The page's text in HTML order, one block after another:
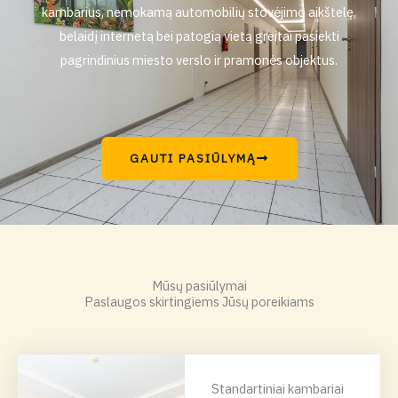
kambarius, nemokamą automobilių stovėjimo aikštelę,
belaidį internetą bei patogią vietą greitai pasiekti
pagrindinius miesto verslo ir pramonės objektus.
GAUTI PASIŪLYMĄ
Mūsų pasiūlymai
Paslaugos skirtingiems Jūsų poreikiams
Standartiniai kambariai